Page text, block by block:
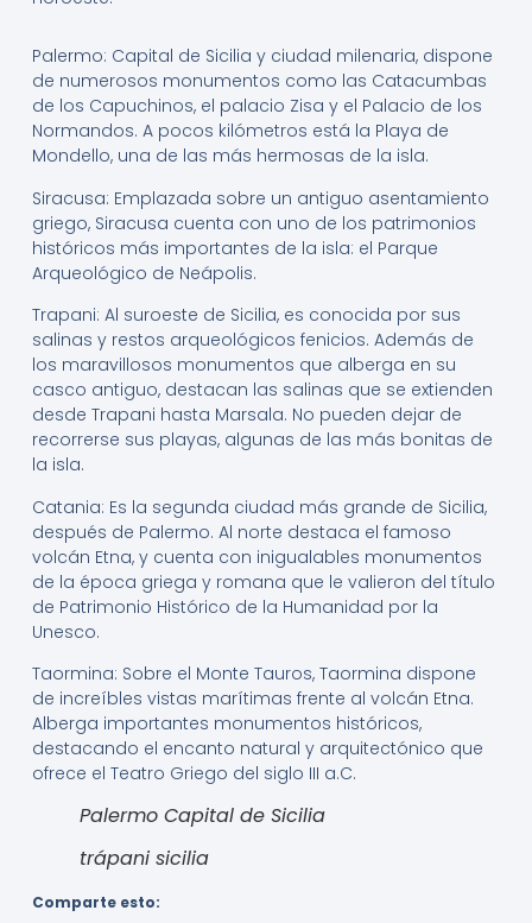
Palermo: Capital de Sicilia y ciudad milenaria, dispone
de numerosos monumentos como las Catacumbas
de los Capuchinos, el palacio Zisa y el Palacio de los
Normandos. A pocos kilómetros está la Playa de
Mondello, una de las más hermosas de la isla.
Siracusa: Emplazada sobre un antiguo asentamiento
griego, Siracusa cuenta con uno de los patrimonios
históricos más importantes de la isla: el Parque
Arqueológico de Neápolis.
Trapani: Al suroeste de Sicilia, es conocida por sus
salinas y restos arqueológicos fenicios. Además de
los maravillosos monumentos que alberga en su
casco antiguo, destacan las salinas que se extienden
desde Trapani hasta Marsala. No pueden dejar de
recorrerse sus playas, algunas de las más bonitas de
la isla.
Catania: Es la segunda ciudad más grande de Sicilia,
después de Palermo. Al norte destaca el famoso
volcán Etna, y cuenta con inigualables monumentos
de la época griega y romana que le valieron del título
de Patrimonio Histórico de la Humanidad por la
Unesco.
Taormina: Sobre el Monte Tauros, Taormina dispone
de increíbles vistas marítimas frente al volcán Etna.
Alberga importantes monumentos históricos,
destacando el encanto natural y arquitectónico que
ofrece el Teatro Griego del siglo III a.C.
Palermo Capital de Sicilia
trápani sicilia
Comparte esto: